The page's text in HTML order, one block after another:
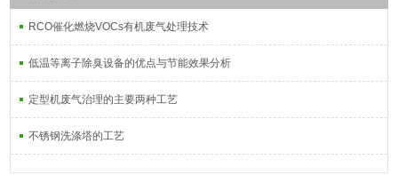
RCO催化燃烧VOCs有机废气处理技术
低温等离子除臭设备的优点与节能效果分析
定型机废气治理的主要两种工艺
不锈钢洗涤塔的工艺